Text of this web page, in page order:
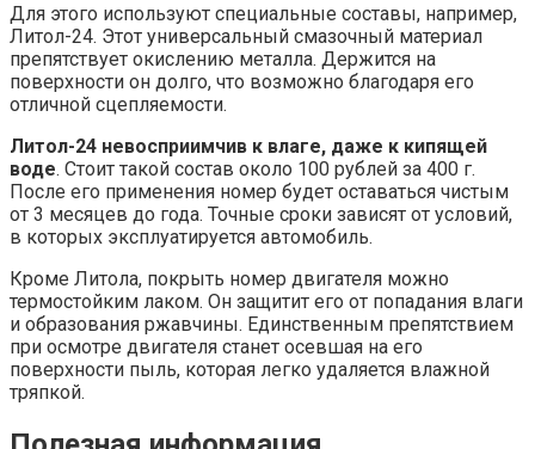
Для этого используют специальные составы, например,
Литол-24. Этот универсальный смазочный материал
препятствует окислению металла. Держится на
поверхности он долго, что возможно благодаря его
отличной сцепляемости.
Литол-24 невосприимчив к влаге, даже к кипящей
воде. Стоит такой состав около 100 рублей за 400 г.
После его применения номер будет оставаться чистым
от 3 месяцев до года. Точные сроки зависят от условий,
в которых эксплуатируется автомобиль.
Кроме Литола, покрыть номер двигателя можно
термостойким лаком. Он защитит его от попадания влаги
и образования ржавчины. Единственным препятствием
при осмотре двигателя станет осевшая на его
поверхности пыль, которая легко удаляется влажной
тряпкой.